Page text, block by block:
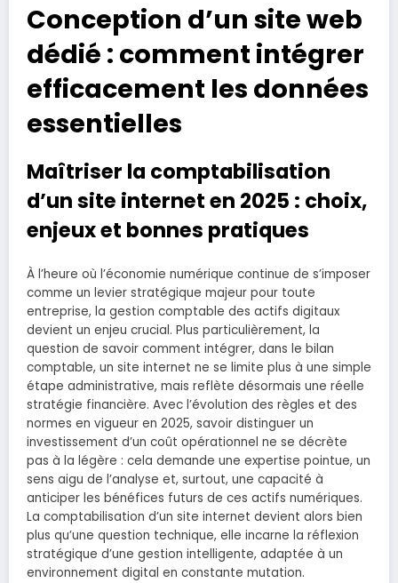
Conception d’un site web
dédié : comment intégrer
efficacement les données
essentielles
Maîtriser la comptabilisation
d’un site internet en 2025 : choix,
enjeux et bonnes pratiques
À l’heure où l’économie numérique continue de s’imposer
comme un levier stratégique majeur pour toute
entreprise, la gestion comptable des actifs digitaux
devient un enjeu crucial. Plus particulièrement, la
question de savoir comment intégrer, dans le bilan
comptable, un site internet ne se limite plus à une simple
étape administrative, mais reflète désormais une réelle
stratégie financière. Avec l’évolution des règles et des
normes en vigueur en 2025, savoir distinguer un
investissement d’un coût opérationnel ne se décrète
pas à la légère : cela demande une expertise pointue, un
sens aigu de l’analyse et, surtout, une capacité à
anticiper les bénéfices futurs de ces actifs numériques.
La comptabilisation d’un site internet devient alors bien
plus qu’une question technique, elle incarne la réflexion
stratégique d’une gestion intelligente, adaptée à un
environnement digital en constante mutation.